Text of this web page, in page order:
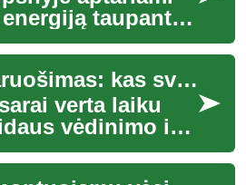
taupantys
ventiliacijos ir
Vasaros paruošimas: kas svarbu prieš šiltesnį sezoną
verta laiku
vėdinimo ir
priemonių